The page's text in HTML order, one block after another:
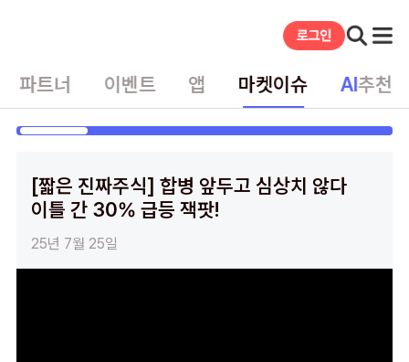
파트너 이벤트 앱 마켓이슈 AI추천
[짧은 진짜주식] 합병 앞두고 심상치 않다
이틀 간 30% 급등 잭팟!
25년 7월 25일